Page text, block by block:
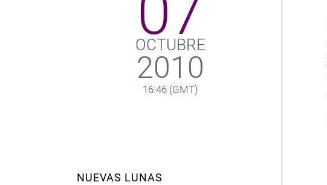
OCTUBRE
2010
16:46 (GMT)
NUEVAS LUNAS